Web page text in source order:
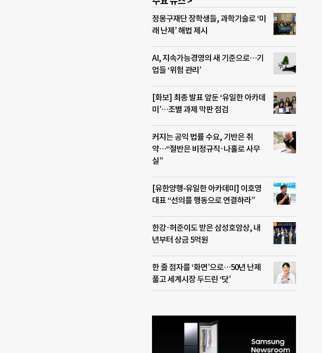
정몽구재단 장학생들, 과학기술로 ‘미
래 난제’ 해법 제시
AI, 지속가능경영의 새 기준으로…기
업들 ‘위험 관리’
[화보] 최종 발표 앞둔 ‘유일한 아카데
미’…조별 과제 막판 점검
커지는 공익 법률 수요, 기반은 취
약…“절반은 비정규직·나홀로 사무
실”
[유한양행-유일한 아카데미] 이호영
대표 “선의를 행동으로 연결하라”
한강·허준이도 받은 삼성호암상, 내
년부터 상금 5억원
한 줄 점자를 ‘화면’으로…50년 난제
풀고 세계시장 두드린 ‘닷’